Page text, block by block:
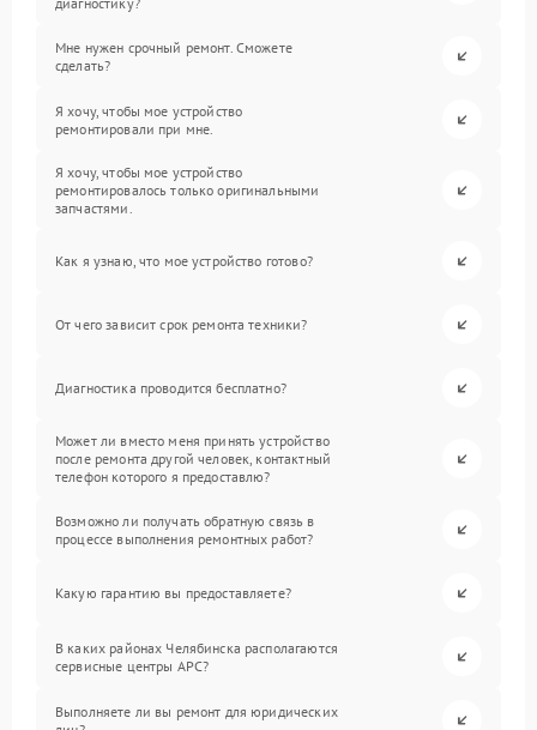
Мне нужен срочный ремонт. Сможете
сделать?
Я хочу, чтобы мое устройство
ремонтировали при мне.
Я хочу, чтобы мое устройство
ремонтировалось только оригинальными
запчастями.
Как я узнаю, что мое устройство готово?
От чего зависит срок ремонта техники?
Диагностика проводится бесплатно?
Может ли вместо меня принять устройство
после ремонта другой человек, контактный
телефон которого я предоставлю?
Возможно ли получать обратную связь в
процессе выполнения ремонтных работ?
Какую гарантию вы предоставляете?
В каких районах Челябинска располагаются
сервисные центры APC?
Выполняете ли вы ремонт для юридических